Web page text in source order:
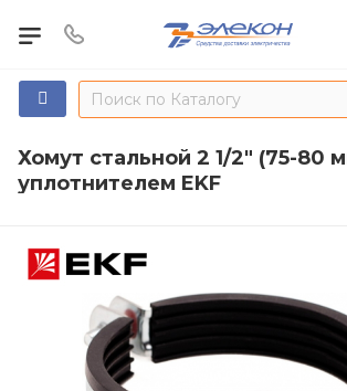
Хомут стальной 2 1/2" (75-80
уплотнителем EKF